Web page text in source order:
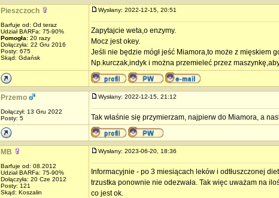
Pieszczoch
Barfuje od: Od teraz
Udział BARFa: 75-90%
Pomogła: 20 razy
Dołączyła: 22 Gru 2016
Posty: 675
Skąd: Gdańsk
Wysłany: 2022-12-15, 20:51
Zapytajcie weta,o enzymy.
Mocz jest okey.
Jeśli nie będzie mógł jeść Miamora,to może z mięskiem
Np.kurczak,indyk i można przemieleć przez
Przemo
Dołączył: 13 Gru 2022
Posty: 5
Wysłany: 2022-12-15, 21:12
Tak właśnie się przymierzam, najpierw do Miamora, a
MB
Barfuje od: 08.2012
Udział BARFa: 75-90%
Dołączyła: 20 Cze 2012
Posty: 121
Skąd: Koszalin
Wysłany: 2023-06-20, 18:36
Informacyjnie - po 3 miesiącach leków i odtłuszczonej
trzustka ponownie nie odezwała. Tak więc uważam na
co jest ok.